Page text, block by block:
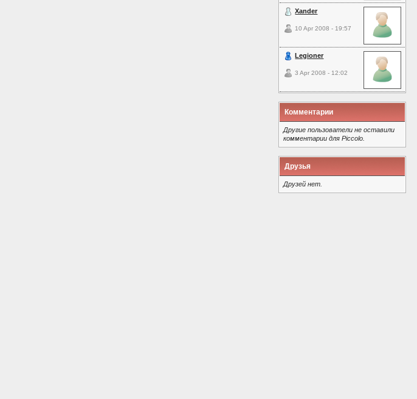
Xander
10 Apr 2008 - 19:57
Legioner
3 Apr 2008 - 12:02
Комментарии
Другие пользователи не оставили
комментарии для Piccolo.
Друзья
Друзей нет.